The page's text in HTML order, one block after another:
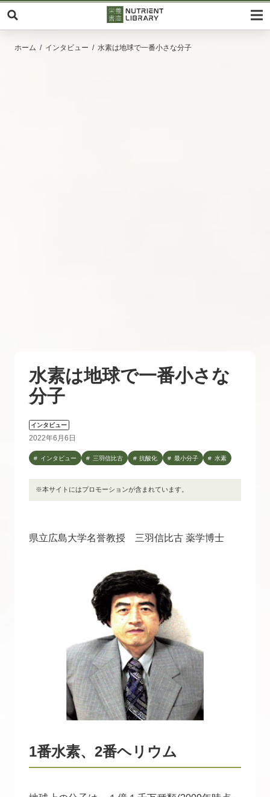
ホーム インタビュー 水素は地球で一番小さな分子
水素は地球で一番小さな
分子
インタビュー
2022年6月6日
インタビュー 三羽信比古 抗酸化 最小分子 水素
※本サイトにはプロモーションが含まれています。
県立広島大学名誉教授 三羽信比古 薬学博士
1番水素、2番ヘリウム